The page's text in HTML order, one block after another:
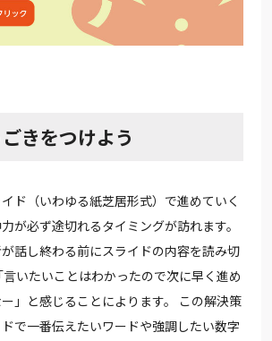
きをつけよう
ド（いわゆる紙芝居形式）で進めていく
が必ず途切れるタイミングが訪れます。
話し終わる前にスライドの内容を読み切
言いたいことはわかったので次に早く進め
」と感じることによります。 この解決策
で一番伝えたいワードや強調したい数字